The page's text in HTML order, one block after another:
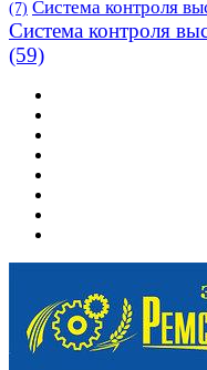
(7) Система контроля
Система контроля
(59)